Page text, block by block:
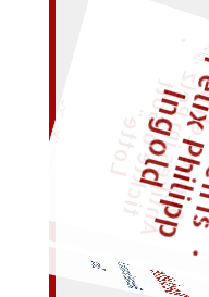
l
G
t
"
Bestatten
Bettstatt betasten: beste
Taten.
F
I
d
noch einmal!